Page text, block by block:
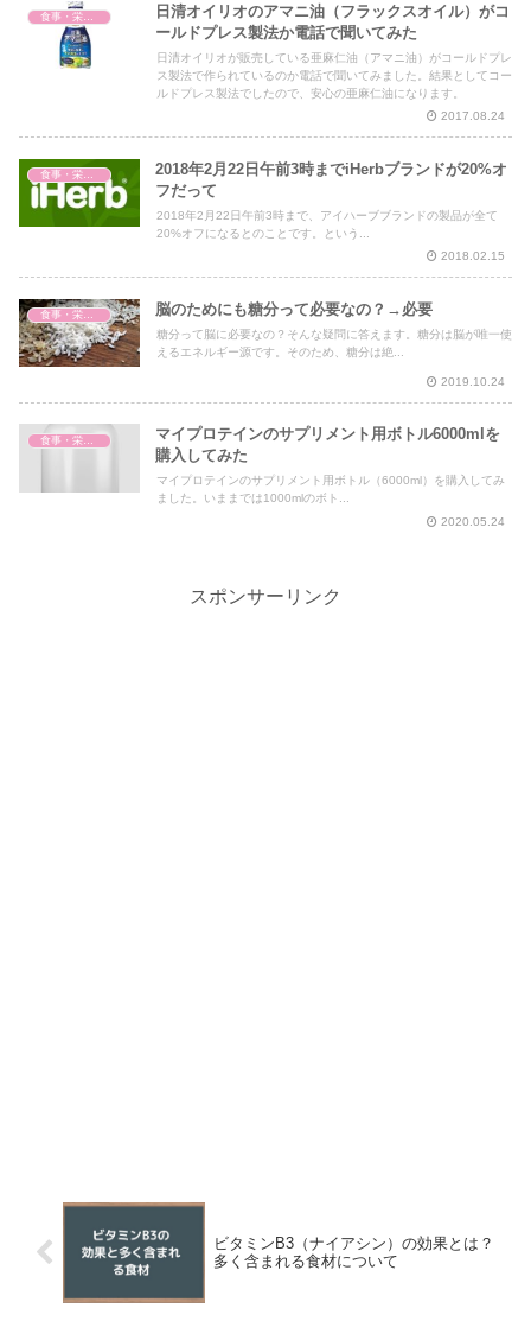
食事・栄養・サプリ
日清オイリオのアマニ油（フラックスオイル）がコ
ールドプレス製法か電話で聞いてみた
日清オイリオが販売している亜麻仁油（アマニ油）がコールドプレ
ス製法で作られているのか電話で聞いてみました。結果としてコー
ルドプレス製法でしたので、安心の亜麻仁油になります。
2017.08.24
食事・栄養・サプリ
2018年2月22日午前3時までiHerbブランドが20%オ
フだって
2018年2月22日午前3時まで、アイハーブブランドの製品が全て
20%オフになるとのことです。という...
2018.02.15
脳のためにも糖分って必要なの？→必要
糖分って脳に必要なの？そんな疑問に答えます。糖分は脳が唯一使
えるエネルギー源です。そのため、糖分は絶...
2019.10.24
マイプロテインのサプリメント用ボトル6000mlを
購入してみた
マイプロテインのサプリメント用ボトル（6000ml）を購入してみ
ました。いままでは1000mlのボト...
2020.05.24
スポンサーリンク
ビタミンB3（ナイアシン）の効果とは？
多く含まれる食材について